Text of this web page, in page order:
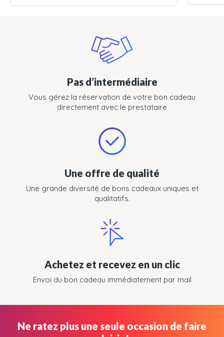
Pas d’intermédiaire
Vous gérez la réservation de votre bon cadeau
directement avec le prestataire
Une offre de qualité
Une grande diversité de bons cadeaux uniques et
qualitatifs.
Achetez et recevez en un clic
Envoi du bon cadeau immédiatement par mail
Ne ratez plus une seule occasion de faire